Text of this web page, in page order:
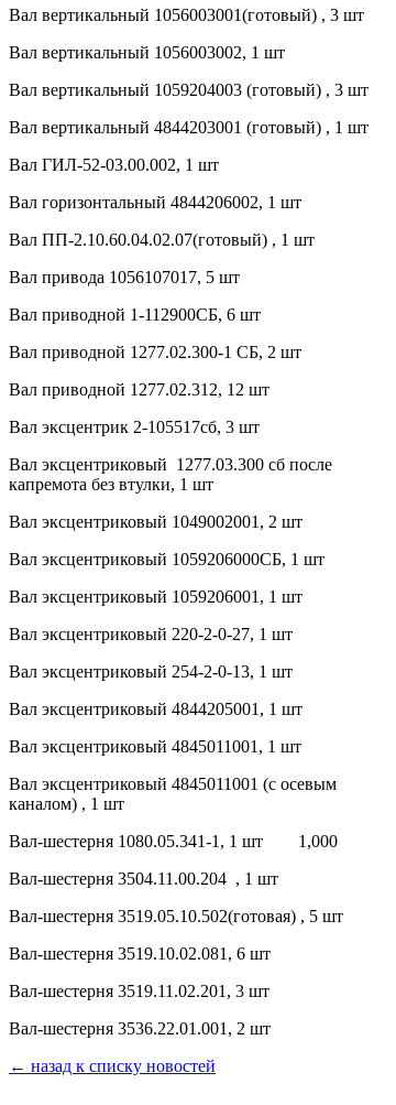
Вал вертикальный 1056003001(готовый) , 3 шт
Вал вертикальный 1056003002, 1 шт
Вал вертикальный 1059204003 (готовый) , 3 шт
Вал вертикальный 4844203001 (готовый) , 1 шт
Вал ГИЛ-52-03.00.002, 1 шт
Вал горизонтальный 4844206002, 1 шт
Вал ПП-2.10.60.04.02.07(готовый) , 1 шт
Вал привода 1056107017, 5 шт
Вал приводной 1-112900СБ, 6 шт
Вал приводной 1277.02.300-1 СБ, 2 шт
Вал приводной 1277.02.312, 12 шт
Вал эксцентрик 2-105517сб, 3 шт
Вал эксцентриковый 1277.03.300 сб после
капремота без втулки, 1 шт
Вал эксцентриковый 1049002001, 2 шт
Вал эксцентриковый 1059206000СБ, 1 шт
Вал эксцентриковый 1059206001, 1 шт
Вал эксцентриковый 220-2-0-27, 1 шт
Вал эксцентриковый 254-2-0-13, 1 шт
Вал эксцентриковый 4844205001, 1 шт
Вал эксцентриковый 4845011001, 1 шт
Вал эксцентриковый 4845011001 (с осевым
каналом) , 1 шт
Вал-шестерня 1080.05.341-1, 1 шт 1,000
Вал-шестерня 3504.11.00.204 , 1 шт
Вал-шестерня 3519.05.10.502(готовая) , 5 шт
Вал-шестерня 3519.10.02.081, 6 шт
Вал-шестерня 3519.11.02.201, 3 шт
Вал-шестерня 3536.22.01.001, 2 шт
← назад к списку новостей